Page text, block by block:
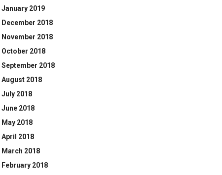
January 2019
December 2018
November 2018
October 2018
September 2018
August 2018
July 2018
June 2018
May 2018
April 2018
March 2018
February 2018